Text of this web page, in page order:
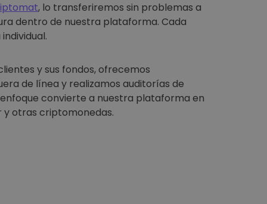
, lo transferiremos sin problemas a
dentro de nuestra plataforma. Cada
y sus fondos, ofrecemos
de línea y realizamos auditorías de
convierte a nuestra plataforma en
otras criptomonedas.